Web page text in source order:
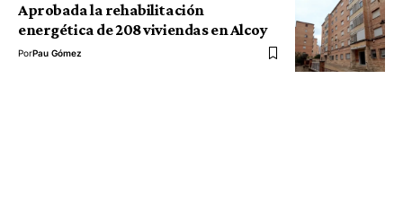
Aprobada la rehabilitación
energética de 208 viviendas en Alcoy
PorPau Gómez